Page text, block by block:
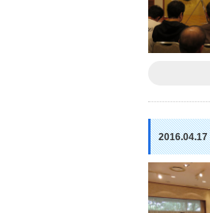
2016.04.17